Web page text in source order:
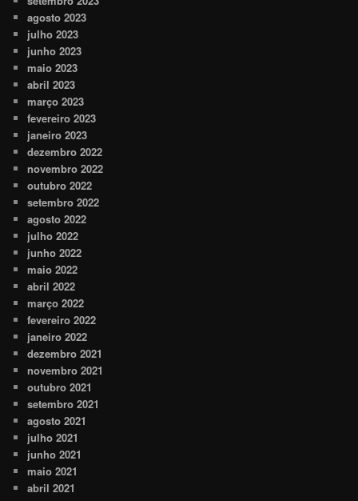
agosto 2023
julho 2023
junho 2023
maio 2023
abril 2023
março 2023
fevereiro 2023
janeiro 2023
dezembro 2022
novembro 2022
outubro 2022
setembro 2022
agosto 2022
julho 2022
junho 2022
maio 2022
abril 2022
março 2022
fevereiro 2022
janeiro 2022
dezembro 2021
novembro 2021
outubro 2021
setembro 2021
agosto 2021
julho 2021
junho 2021
maio 2021
abril 2021